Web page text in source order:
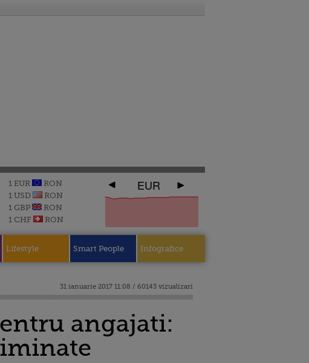
1 EUR
RON
1 USD
RON
1 GBP
RON
1 CHF
RON
EUR
Lifestyle Smart People Infografice
31 ianuarie 2017 11:08 / 60143 vizualizari
angajati: